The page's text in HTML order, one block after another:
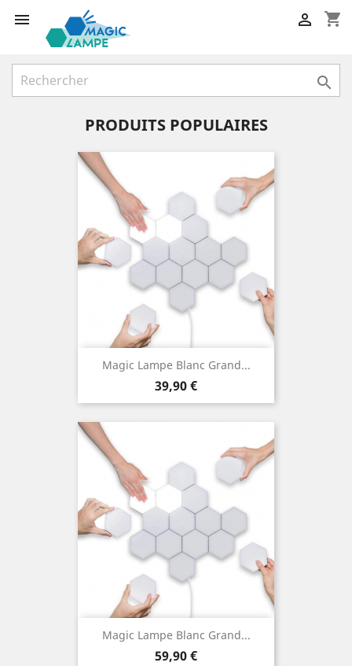
 shopping_cart


PRODUITS POPULAIRES
Magic Lampe Blanc Grand...
Prix
39,90 €
Magic Lampe Blanc Grand...
Prix
59,90 €